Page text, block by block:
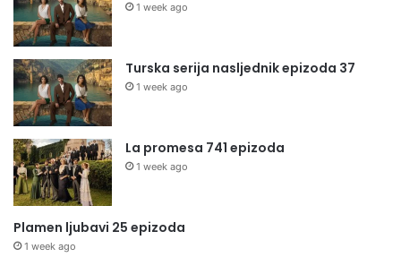
1 week ago
Turska serija nasljednik epizoda 37
1 week ago
La promesa 741 epizoda
1 week ago
Plamen ljubavi 25 epizoda
1 week ago